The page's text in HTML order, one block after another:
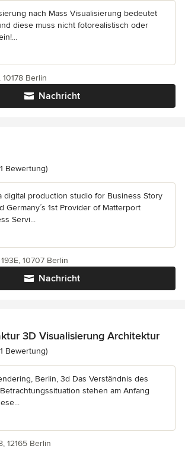
nach Mass Visualisierung bedeutet
diese muss nicht fotorealistisch oder
Nachricht
Berlin
5 von 5 Sternen
Bewertung)
digital production studio for Business Story
Germany´s 1st Provider of Matterport
Servi...
Nachricht
10707 Berlin
3D Visualisierung Architektur
5 von 5 Sternen
Bewertung)
Berlin, 3d Das Verständnis des
stehen am Anfang
12165 Berlin